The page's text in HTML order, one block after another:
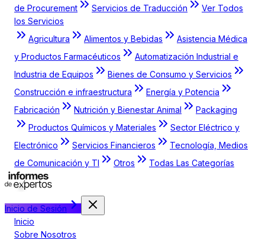
de Procurement
Servicios de Traducción
Ver Todos
los Servicios
Agricultura
Alimentos y Bebidas
Asistencia Médica
y Productos Farmacéuticos
Automatización Industrial e
Industria de Equipos
Bienes de Consumo y Servicios
Construcción e infraestructura
Energía y Potencia
Fabricación
Nutrición y Bienestar Animal
Packaging
Productos Químicos y Materiales
Sector Eléctrico y
Electrónico
Servicios Financieros
Tecnología, Medios
de Comunicación y TI
Otros Todas Las Categorías
Inicio de Sesión
Inicio
Sobre Nosotros